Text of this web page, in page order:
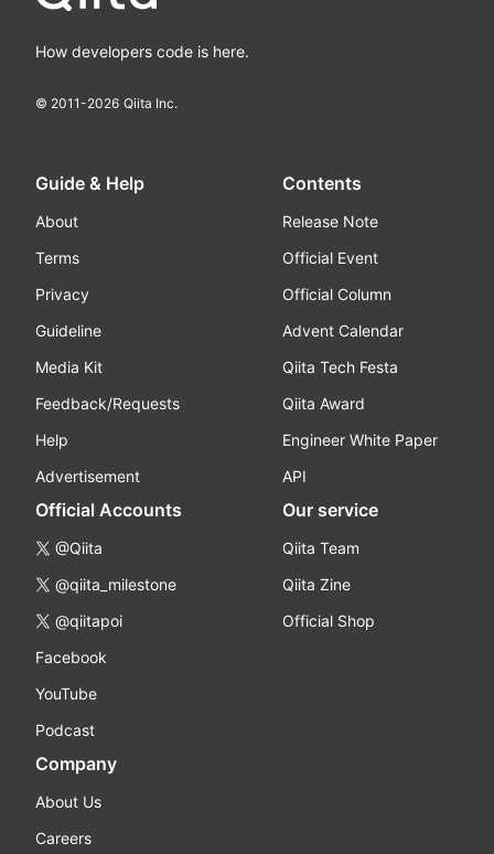
How developers code is here.
© 2011-2026 Qiita Inc.
Guide & Help
About
Terms
Privacy
Guideline
Media Kit
Feedback/Requests
Help
Advertisement
Contents
Release Note
Official Event
Official Column
Advent Calendar
Qiita Tech Festa
Qiita Award
Engineer White Paper
API
Official Accounts
@Qiita
@qiita_milestone
@qiitapoi
Facebook
YouTube
Podcast
Our service
Qiita Team
Qiita Zine
Official Shop
Company
About Us
Careers